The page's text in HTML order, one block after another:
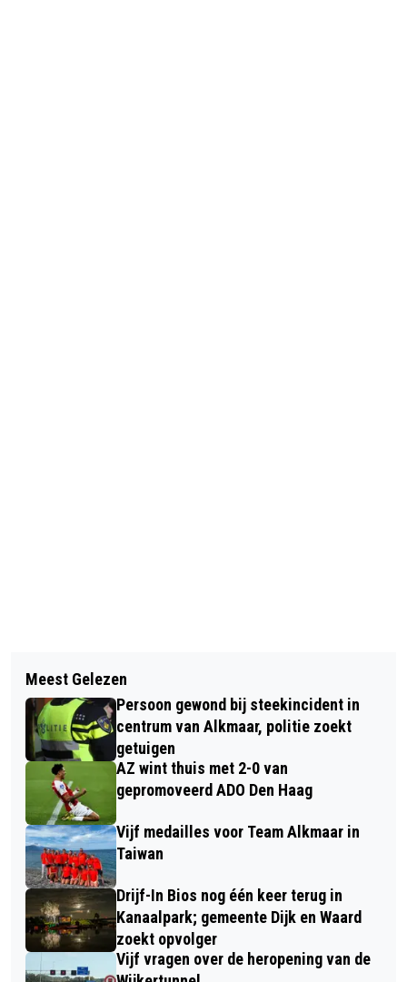
RAVAGE OP N242 BIJ
HEERHUGOWAARD; VRACHTWAGEN
TE HOOG VOOR SPOORBRUG
PODIUM VICTORIE ORGANISEERT
DERDE EDITIE BLUE HEART FESTIVAL
Meest Gelezen
Persoon gewond bij steekincident in
centrum van Alkmaar, politie zoekt
getuigen
AZ wint thuis met 2-0 van
gepromoveerd ADO Den Haag
Vijf medailles voor Team Alkmaar in
Taiwan
Drijf-In Bios nog één keer terug in
Kanaalpark; gemeente Dijk en Waard
zoekt opvolger
Vijf vragen over de heropening van de